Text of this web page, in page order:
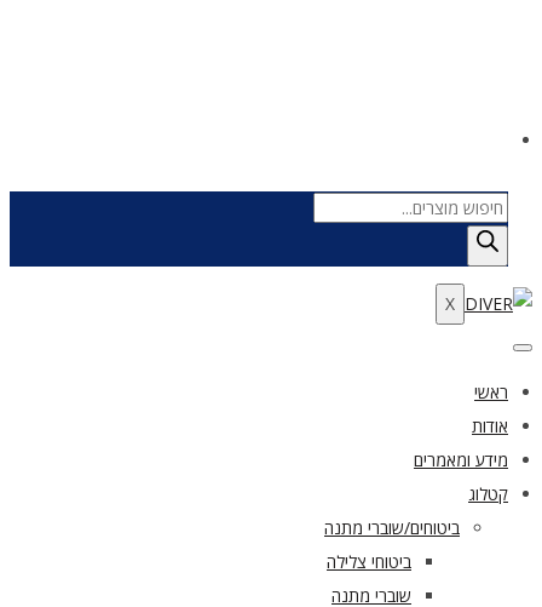
Products
search
X
ראשי
אודות
מידע ומאמרים
קטלוג
ביטוחים/שוברי מתנה
ביטוחי צלילה
שוברי מתנה